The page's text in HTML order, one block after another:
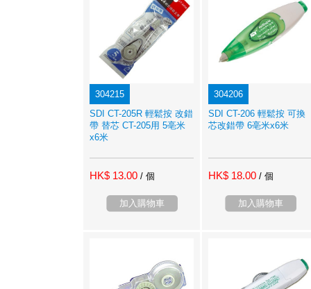
304215
SDI CT-205R 輕鬆按 改錯
帶 替芯 CT-205用 5亳米
x6米
HK$ 13.00 / 個
加入購物車
304206
SDI CT-206 輕鬆按 可換
芯改錯帶 6亳米x6米
HK$ 18.00 / 個
加入購物車